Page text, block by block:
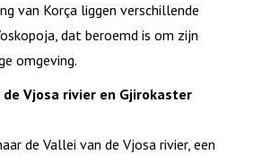
van Korça liggen verschillende
dat beroemd is om zijn
omgeving.
Vjosa rivier en Gjirokaster
de Vallei van de Vjosa rivier, een